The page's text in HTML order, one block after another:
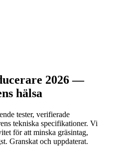
2026 —
hälsa
tester, verifierade
tekniska specifikationer. Vi
för att minska gräsintag,
Granskat och uppdaterat.